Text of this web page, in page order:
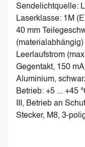
Sendelichtquelle:
Laserklasse: 1M
40 mm
Leerlaufstrom
Gegentakt, 150
Aluminium,
Betrieb: +5 ... +45
III, Betrieb an
Stecker, M8, 3-